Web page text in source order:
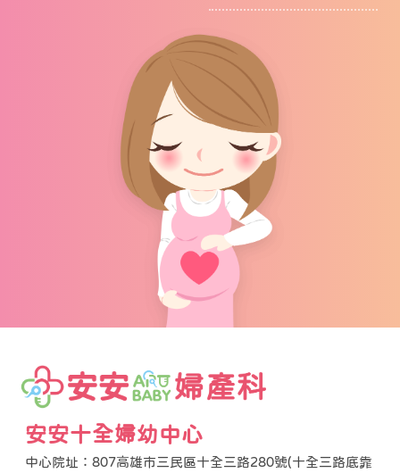
安安十全婦幼中心
中心院址：807高雄市三民區十全三路280號(十全三路底靠